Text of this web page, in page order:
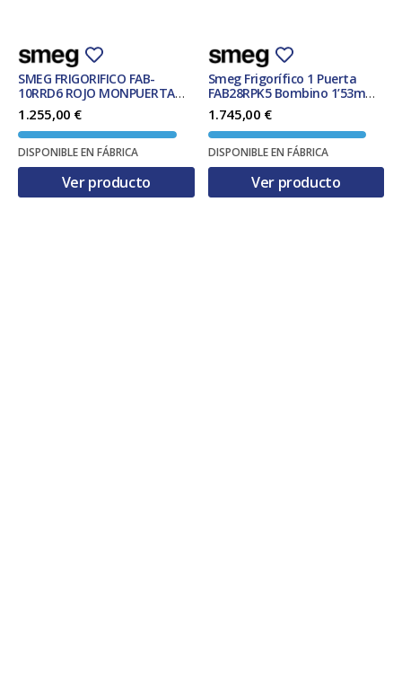
SMEG FRIGORIFICO FAB-
10RRD6 ROJO MONPUERTA
DERECHA
1.255,00 €
DISPONIBLE EN FÁBRICA
Ver producto
Smeg Frigorífico 1 Puerta
FAB28RPK5 Bombino 1’53m
Rosa 270L Clase D
1.745,00 €
DISPONIBLE EN FÁBRICA
Ver producto